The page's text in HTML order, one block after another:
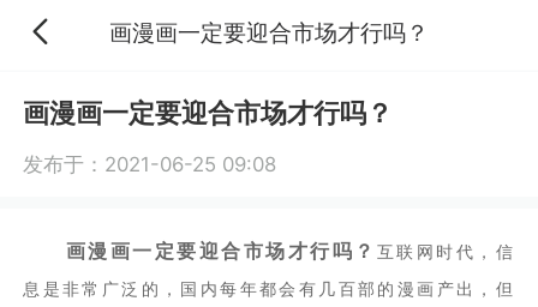
画漫画一定要迎合市场才行吗？
画漫画一定要迎合市场才行吗？
发布于：2021-06-25 09:08
画漫画一定要迎合市场才行吗？ 互联网时代，信
息是非常广泛的，国内每年都会有几百部的漫画产出，但